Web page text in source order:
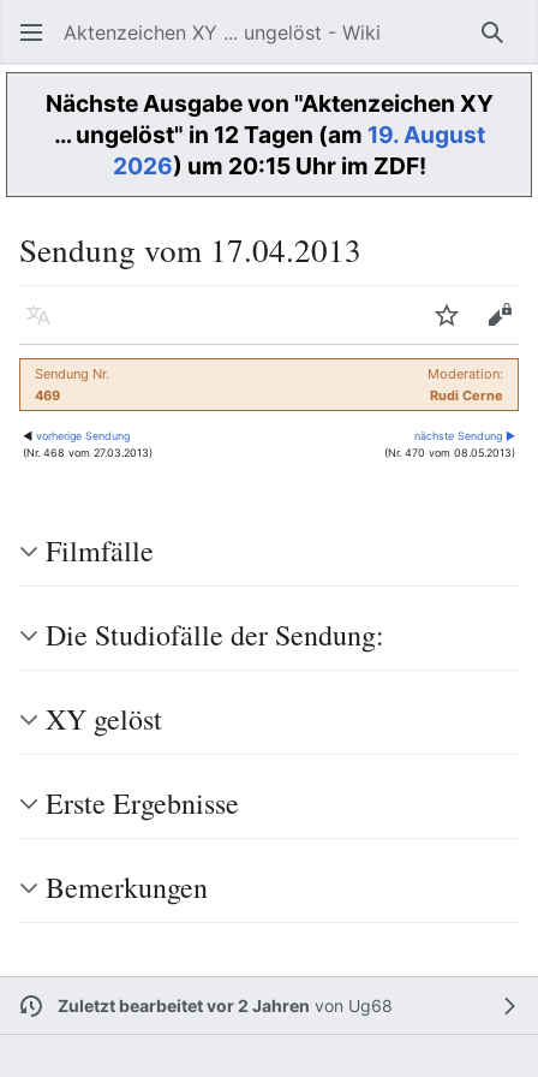
Aktenzeichen XY ... ungelöst - Wiki
Nächste Ausgabe von "Aktenzeichen XY
… ungelöst" in 12 Tagen (am 19. August
2026) um 20:15 Uhr im ZDF!
Sendung vom 17.04.2013
Sprache
Sendung Nr.
469
Moderation:
Rudi Cerne
◀ vorherige Sendung
(Nr. 468 vom 27.03.2013)
nächste Sendung ▶
(Nr. 470 vom 08.05.2013)
Filmfälle
Die Studiofälle der Sendung:
XY gelöst
Erste Ergebnisse
Bemerkungen
Zuletzt bearbeitet vor 2 Jahren von Ug68